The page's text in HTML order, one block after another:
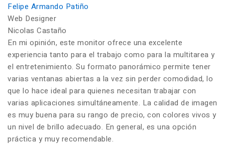
Felipe Armando Patiño
Web Designer
Nicolas Castaño
En mi opinión, este monitor ofrece una excelente
experiencia tanto para el trabajo como para la multitarea y
el entretenimiento. Su formato panorámico permite tener
varias ventanas abiertas a la vez sin perder comodidad, lo
que lo hace ideal para quienes necesitan trabajar con
varias aplicaciones simultáneamente. La calidad de imagen
es muy buena para su rango de precio, con colores vivos y
un nivel de brillo adecuado. En general, es una opción
práctica y muy recomendable.